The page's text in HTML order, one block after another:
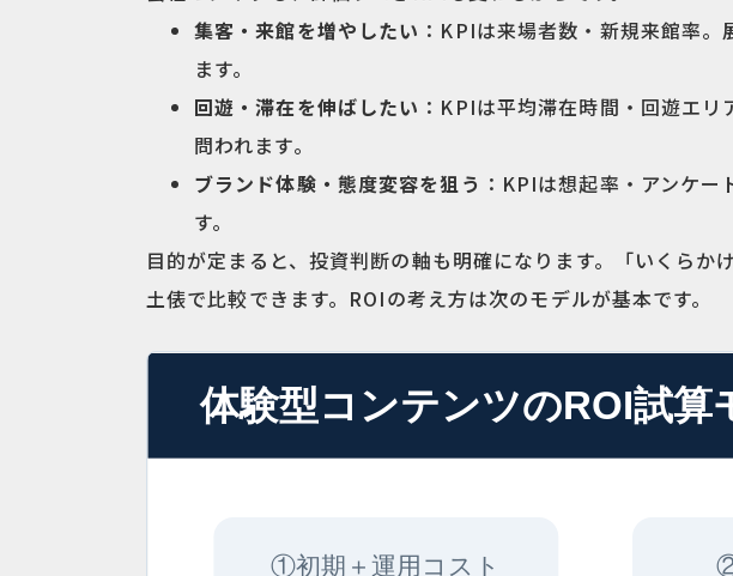
集客・来館を増やしたい ：KPIは来場者数・新規来館率
ます。
回遊・滞在を伸ばしたい ：KPIは平均滞在時間・回遊エ
問われます。
ブランド体験・態度変容を狙う ：KPIは想起率・アンケ
す。
目的が定まると、投資判断の軸も明確になります。「いくら
土俵で比較できます。ROIの考え方は次のモデルが基本です。